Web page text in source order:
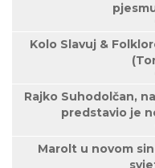
Kolo Slavuj &
Rajko Suhodolčan,
predstavio je
Marolt u novom